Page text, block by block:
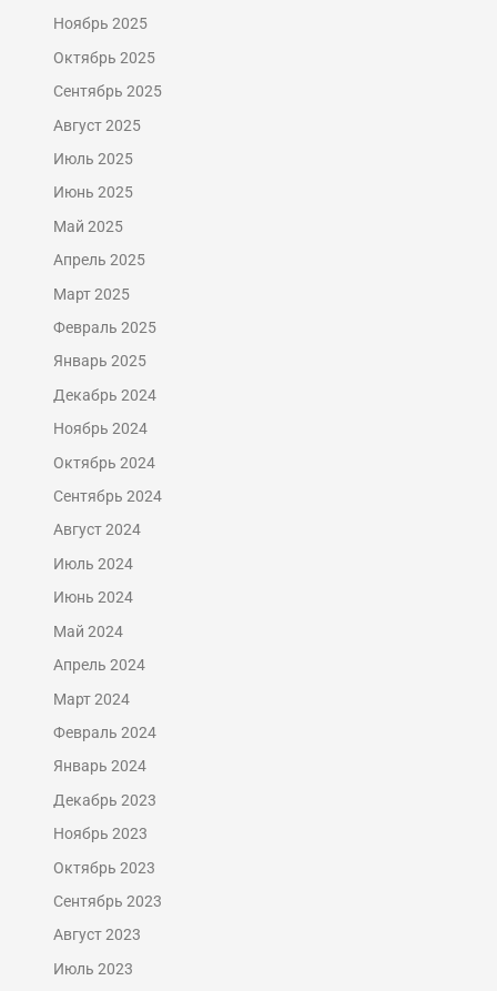
Ноябрь 2025
Октябрь 2025
Сентябрь 2025
Август 2025
Июль 2025
Июнь 2025
Май 2025
Апрель 2025
Март 2025
Февраль 2025
Январь 2025
Декабрь 2024
Ноябрь 2024
Октябрь 2024
Сентябрь 2024
Август 2024
Июль 2024
Июнь 2024
Май 2024
Апрель 2024
Март 2024
Февраль 2024
Январь 2024
Декабрь 2023
Ноябрь 2023
Октябрь 2023
Сентябрь 2023
Август 2023
Июль 2023